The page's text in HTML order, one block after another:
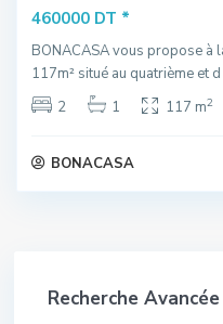
460000 DT *
BONACASA vous propose à
117m² situé au quatrième et d
2
1 117 m2
BONACASA
Recherche Avancée